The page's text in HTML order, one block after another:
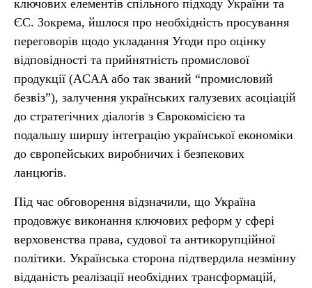
ключових елементів спільного підходу України та
ЄС. Зокрема, йшлося про необхідність просування
переговорів щодо укладання Угоди про оцінку
відповідності та прийнятність промислової
продукції (ACAA або так званий “промисловий
безвіз”), залучення українських галузевих асоціацій
до стратегічних діалогів з Єврокомісією та
подальшу ширшу інтеграцію української економіки
до європейських виробничих і безпекових
ланцюгів.
Під час обговорення відзначили, що Україна
продовжує виконання ключових реформ у сфері
верховенства права, судової та антикорупційної
політики. Українська сторона підтвердила незмінну
відданість реалізації необхідних трансформацій,